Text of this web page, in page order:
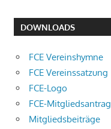
DOWNLOADS
FCE Vereinshymne
FCE Vereinssatzung
FCE-Logo
FCE-Mitgliedsantrag
Mitgliedsbeiträge